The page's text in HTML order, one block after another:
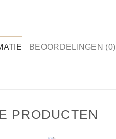
BEOORDELINGEN (0)
PRODUCTEN